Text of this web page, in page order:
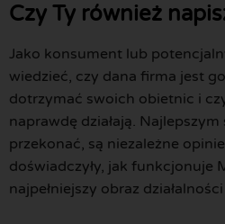
Czy Ty również
Jako konsument lub
wiedzieć, czy dana firma jest
dotrzymać swoich obietnic i
naprawdę działają.
przekonać, są niezależne
doświadczyły, jak funkcjonuje
najpełniejszy obraz